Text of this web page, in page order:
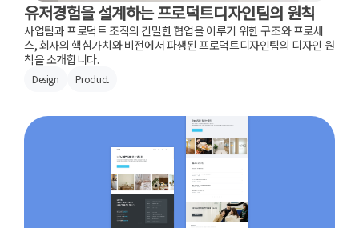
유저경험을 설계하는 프로덕트디자인팀의 원칙
사업팀과 프로덕트 조직의 긴밀한 협업을 이루기 위한 구조와 프로세
스, 회사의 핵심가치와 비전에서 파생된 프로덕트디자인팀의 디자인 원
칙을 소개합니다.
Design Product